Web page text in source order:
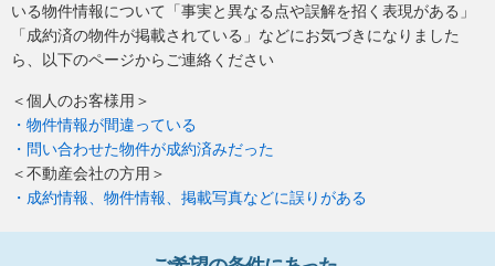
いる物件情報について「事実と異なる点や誤解を招く表現がある」
「成約済の物件が掲載されている」などにお気づきになりました
ら、以下のページからご連絡ください
＜個人のお客様用＞
・物件情報が間違っている
・問い合わせた物件が成約済みだった
＜不動産会社の方用＞
・成約情報、物件情報、掲載写真などに誤りがある